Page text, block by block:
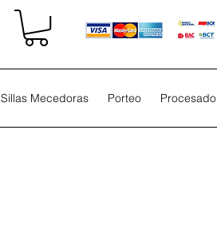
Sillas Mecedoras Porteo